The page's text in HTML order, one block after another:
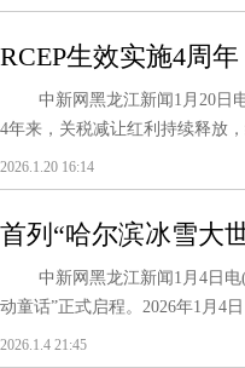
RCEP生效实施4周
中新网黑龙江新闻1月20日电(
4年来，关税减让红利持续释放
2026.1.20 16:14
首列“哈尔滨冰雪大
中新网黑龙江新闻1月4日电(
动童话”正式启程。2026年1月4
2026.1.4 21:45